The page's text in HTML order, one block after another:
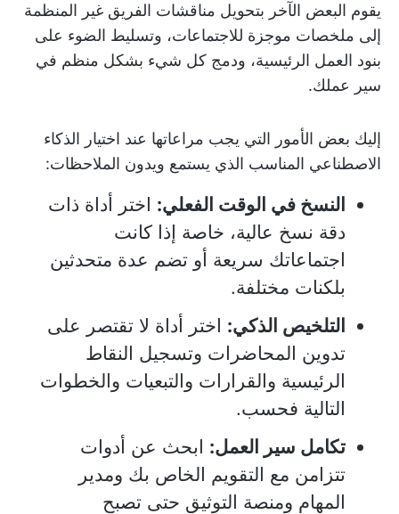
يقوم البعض الآخر بتحويل مناقشات الفريق غير المنظمة
إلى ملخصات موجزة للاجتماعات، وتسليط الضوء على
بنود العمل الرئيسية، ودمج كل شيء بشكل منظم في
سير عملك.
إليك بعض الأمور التي يجب مراعاتها عند اختيار الذكاء
الاصطناعي المناسب الذي يستمع ويدون الملاحظات:
النسخ في الوقت الفعلي: اختر أداة ذات
دقة نسخ عالية، خاصة إذا كانت
اجتماعاتك سريعة أو تضم عدة متحدثين
بلكنات مختلفة.
التلخيص الذكي: اختر أداة لا تقتصر على
تدوين المحاضرات وتسجيل النقاط
الرئيسية والقرارات والتبعيات والخطوات
التالية فحسب.
تكامل سير العمل: ابحث عن أدوات
تتزامن مع التقويم الخاص بك ومدير
المهام ومنصة التوثيق حتى تصبح